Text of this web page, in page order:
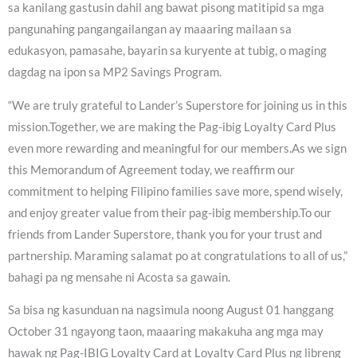
sa kanilang gastusin dahil ang bawat pisong matitipid sa mga
pangunahing pangangailangan ay maaaring mailaan sa
edukasyon, pamasahe, bayarin sa kuryente at tubig, o maging
dagdag na ipon sa MP2 Savings Program.
“We are truly grateful to Lander’s Superstore for joining us in this
mission.Together, we are making the Pag-ibig Loyalty Card Plus
even more rewarding and meaningful for our members.As we sign
this Memorandum of Agreement today, we reaffirm our
commitment to helping Filipino families save more, spend wisely,
and enjoy greater value from their pag-ibig membership.To our
friends from Lander Superstore, thank you for your trust and
partnership. Maraming salamat po at congratulations to all of us,”
bahagi pa ng mensahe ni Acosta sa gawain.
Sa bisa ng kasunduan na nagsimula noong August 01 hanggang
October 31 ngayong taon, maaaring makakuha ang mga may
hawak ng Pag-IBIG Loyalty Card at Loyalty Card Plus ng libreng